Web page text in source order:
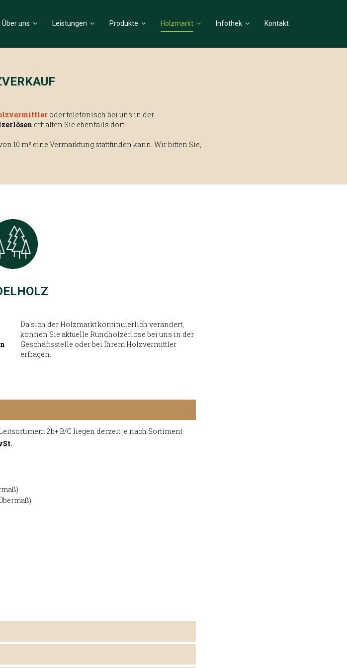
Über uns Leistungen Produkte Holzmarkt Infothek Kontakt
oder telefonisch bei uns in der
erhalten Sie ebenfalls dort.
10 m³ eine Vermarktung stattfinden kann. Wir bitten Sie,
Da sich der Holzmarkt kontinuierlich verändert,
können Sie aktuelle Rundholzerlöse bei uns in der
Geschäftsstelle oder bei Ihrem Holzvermittler
erfragen.
2b+ B/C liegen derzeit je nach Sortiment
qualitativ gutes Langholz zu Preisen von